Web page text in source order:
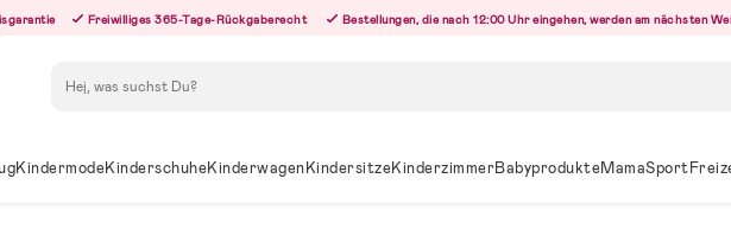
Freiwilliges 365-Tage-Rückgaberecht Bestellungen, die nach 12:00 Uhr eingehen, werden am nächsten
KindermodeKinderschuheKinderwagenKindersitzeKinderzimmerBabyprodukteMamaSport